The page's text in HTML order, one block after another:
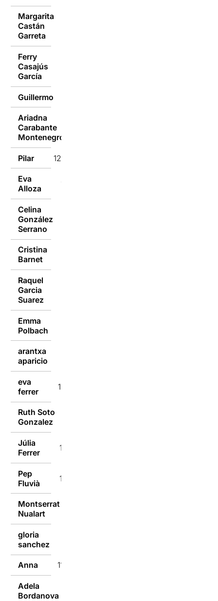
Margarita
Castán
Garreta
Ferry
Casajús
García
Guillermo
Ariadna
Carabante
Montenegro
Pilar 12/01/2016
Eva
Alloza
12/01/2016
Celina
González
Serrano
Cristina
Barnet
Raquel
Garcia
Suarez
Emma
Polbach
arantxa
aparicio
eva
ferrer
11/01/2016
Ruth Soto
Gonzalez
Júlia
Ferrer
11/01/2016
Pep
Fluvià
11/01/2016
Montserrat
Nualart
gloria
sanchez
Anna 11/01/2016
Adela
Bordanova